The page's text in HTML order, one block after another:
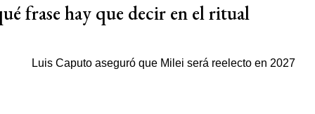
frase hay que decir en el ritual